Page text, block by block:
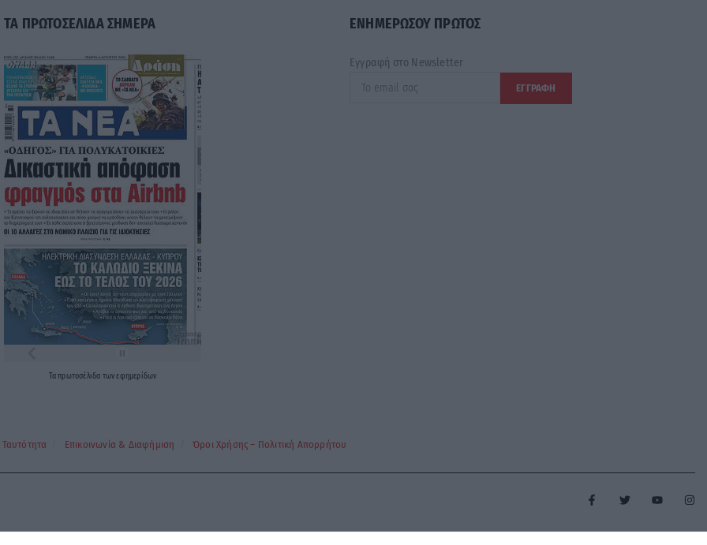
ΤΑ ΠΡΩΤΟΣΕΛΙΔΑ ΣΗΜΕΡΑ
Ταπρωτοσέλιδα τωνεφημερίδων
ΕΝΗΜΕΡΩΣΟΥ ΠΡΩΤΟΣ
Εγγραφή στο Newsletter
Ταυτότητα Επικοινωνία & Διαφήμιση Όροι Χρήσης – Πολιτική Απορρήτου